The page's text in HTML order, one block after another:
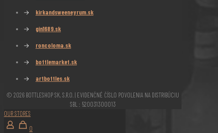
→ kirkandsweeneyrum.sk
→ gin1689.sk
→ roncoloma.sk
→ bottlemarket.sk
→ artbottles.sk
© 2026 BOTTLESHOP SK, S.R.O. | EVIDENČNÉ ČÍSLO POVOLENIA NA DISTRIBÚCIU
SBL : 520031300013
OUR STORES
0